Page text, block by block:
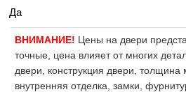
Да
ВНИМАНИЕ! Цены на двери
точные, цена влияет от многих
двери, конструкция двери,
внутренняя отделка, замки,